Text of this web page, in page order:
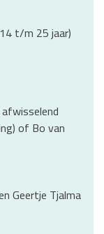
t/m 25 jaar)
of Bo van
Geertje Tjalma